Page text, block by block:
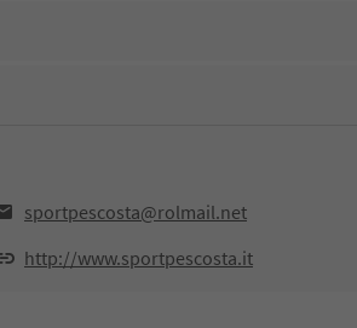
sportpescosta@rolmail.net
http://www.sportpescosta.it